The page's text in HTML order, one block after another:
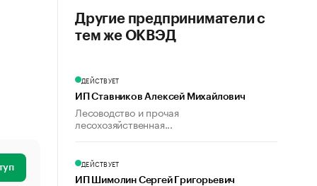
Другие предприниматели с
тем же ОКВЭД
ДЕЙСТВУЕТ
ИП Ставников Алексей Михайлович
Лесоводство и прочая
лесохозяйственная...
ДЕЙСТВУЕТ
ИП Шимолин Сергей Григорьевич